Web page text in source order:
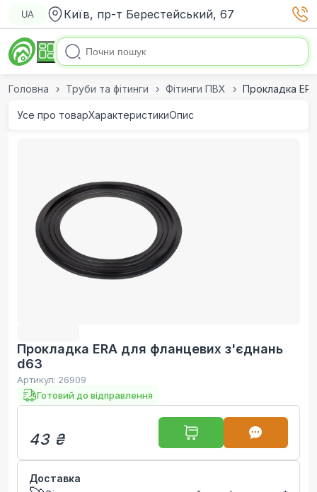
UA Київ, пр-т Берестейський, 67
Головна Труби та фітинги Фітинги ПВХ Прокладка
Усе про товарХарактеристикиОпис
Прокладка ERA для фланцевих з'єднань
d63
Артикул: 26909
Готовий до відправлення
43 ₴
Доставка